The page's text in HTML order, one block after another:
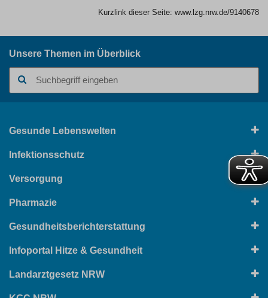
Kurzlink dieser Seite: www.lzg.nrw.de/9140678
Unsere Themen im Überblick
Gesunde Lebenswelten
Infektionsschutz
Versorgung
Pharmazie
Gesundheitsberichterstattung
Infoportal Hitze & Gesundheit
Landarztgesetz NRW